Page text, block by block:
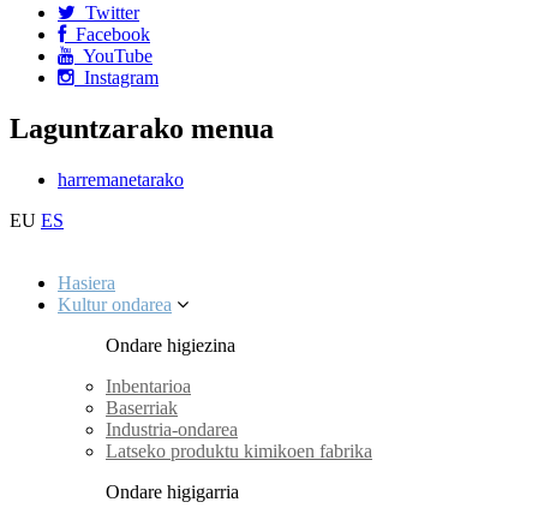
Twitter
Facebook
YouTube
Instagram
Laguntzarako menua
harremanetarako
EU ES
Hasiera
Kultur ondarea
Ondare higiezina
Inbentarioa
Baserriak
Industria-ondarea
Latseko produktu kimikoen fabrika
Ondare higigarria